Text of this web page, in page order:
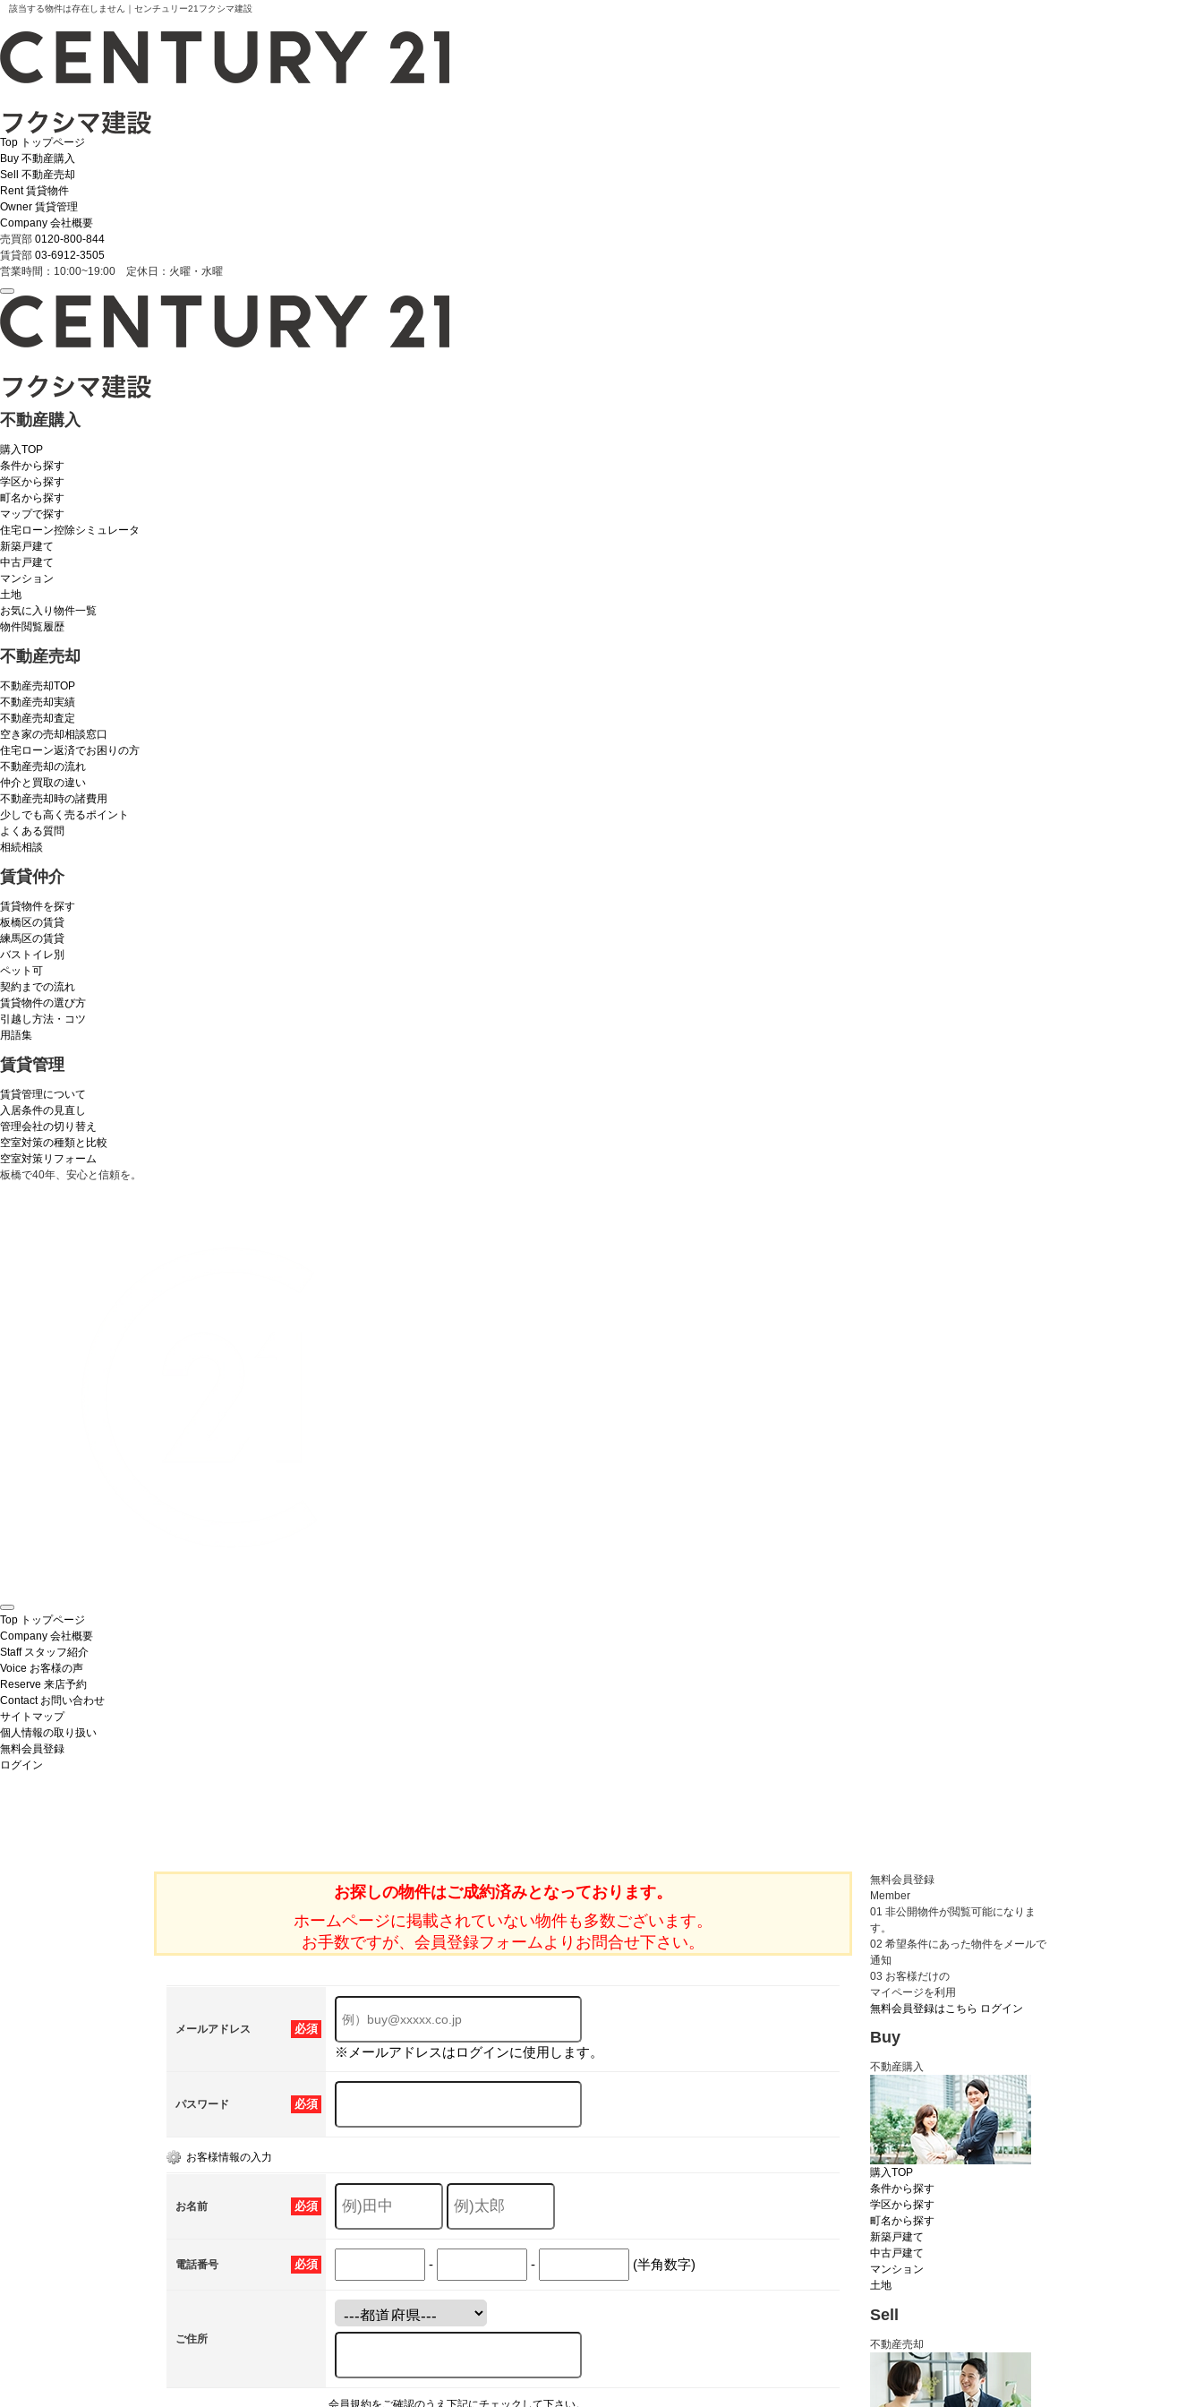
該当する物件は存在しません｜センチュリー21フクシマ建設
Top トップページ
Buy 不動産購入
Sell
不動産売却
Rent 賃貸物件
Owner 賃貸管理
Company 会社概要
売買部 0120-800-844
賃貸部 03-6912-3505
営業時間：10:00~19:00 定休日：火曜・水曜
不動産購入
購入TOP
条件から探す
学区から探す
町名から探す
マップで探す
住宅ローン控除シミュレータ
新築戸建て
中古戸建て
マンション
土地
お気に入り物件一覧
物件閲覧履歴
不動産売却
不動産売却TOP
不動産売却実績
不動産売却査定
空き家の売却相談窓口
住宅ローン返済でお困りの方
不動産売却の流れ
仲介と買取の違い
不動産売却時の諸費用
少しでも高く売るポイント
よくある質問
相続相談
賃貸仲介
賃貸物件を探す
板橋区の賃貸
練馬区の賃貸
バストイレ別
ペット可
契約までの流れ
賃貸物件の選び方
引越し方法・コツ
用語集
賃貸管理
賃貸管理について
入居条件の見直し
管理会社の切り替え
空室対策の種類と比較
空室対策リフォーム
板橋で40年、安心と信頼を。
Top トップページ
Company 会社概要
Staff スタッフ紹介
Voice お客様の声
Reserve 来店予約
Contact お問い合わせ
サイトマップ
個人情報の取り扱い
無料会員登録
ログイン
お探しの物件はご成約済みとなっております。
ホームページに掲載されていない物件も多数ございます。
お手数ですが、会員登録フォームよりお問合せ下さい。
必須
メールアドレス
※メールアドレスはログインに使用します。
必須
パスワード
お客様情報の入力
必須
お名前
必須
電話番号 - - (半角数字)
ご住所
会員規約をご確認のうえ下記にチェックして下さい。
無料会員登録
Member
01 非公開物件が閲覧可能になりま
す。
02 希望条件にあった物件をメールで
通知
03 お客様だけの
マイページを利用
無料会員登録はこちら ログイン
Buy
不動産購入
購入TOP
条件から探す
学区から探す
町名から探す
新築戸建て
中古戸建て
マンション
土地
Sell
不動産売却